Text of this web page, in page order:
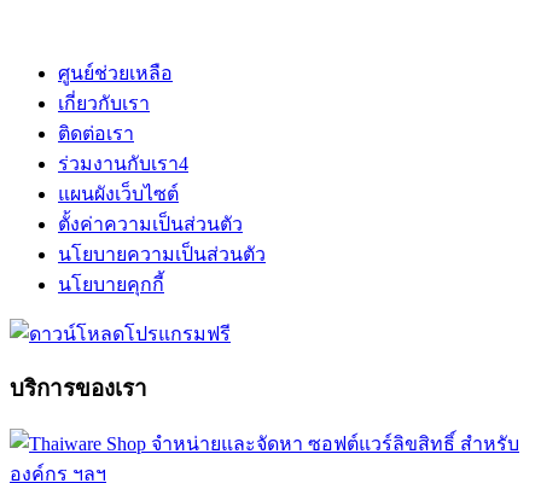
ศูนย์ช่วยเหลือ
เกี่ยวกับเรา
ติดต่อเรา
ร่วมงานกับเรา4
แผนผังเว็บไซต์
ตั้งค่าความเป็นส่วนตัว
นโยบายความเป็นส่วนตัว
นโยบายคุกกี้
บริการของเรา